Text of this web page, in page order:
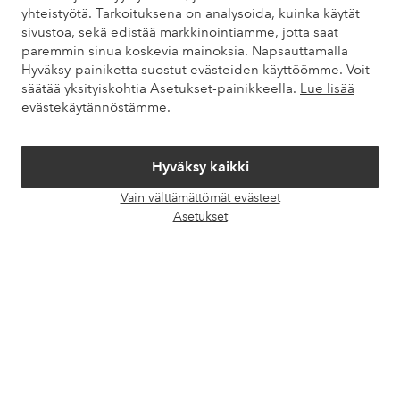
yhteistyötä. Tarkoituksena on analysoida, kuinka käytät
sivustoa, sekä edistää markkinointiamme, jotta saat
paremmin sinua koskevia mainoksia. Napsauttamalla
Hyväksy-painiketta suostut evästeiden käyttöömme. Voit
säätää yksityiskohtia Asetukset-painikkeella. Lue lisää
evästekäytännöstämme.
Hyväksy kaikki
Vain välttämättömät evästeet
Asetukset
Asiakaspalvelu Tilaukset Maksutavat
Omat sivut
Tietoa Elloksesta